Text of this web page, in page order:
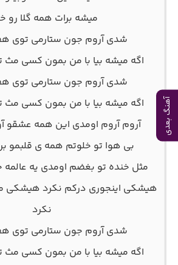
آهنگ بعدی
میشه برات همه گلا رو
شدی آروم جون ستارمی توی
اگه میشه بیا با من بمون کسی مث
شدی آروم جون ستارمی توی
اگه میشه بیا با من بمون کسی مث
آروم آروم اومدی این همه عشقو
بی هوا تو خلوتم همه ی قلبمو
مثل خنده تو بغضم اومدی یه
هیشکی اینجوری درکم نکرد هیشکی
نکرد
شدی آروم جون ستارمی توی
اگه میشه بیا با من بمون کسی مث